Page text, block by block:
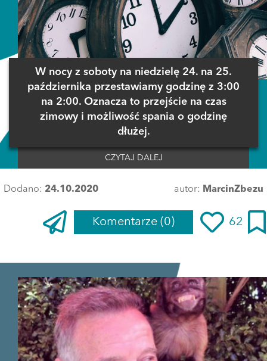
W nocy z soboty na niedzielę 24. na 25.
października przestawiamy godzinę z 3:00
na 2:00. Oznacza to przejście na czas
zimowy i możliwość spania o godzinę
dłużej.
CZYTAJ DALEJ
Dodano: 24.10.2020 autor: MarcinZbezu
Komentarze (0) 62